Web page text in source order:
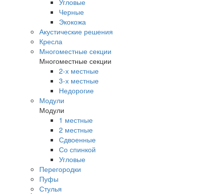
Угловые
Черные
Экокожа
Акустические решения
Кресла
Многоместные секции
Многоместные секции
2-х местные
3-х местные
Недорогие
Модули
Модули
1 местные
2 местные
Сдвоенные
Со спинкой
Угловые
Перегородки
Пуфы
Стулья